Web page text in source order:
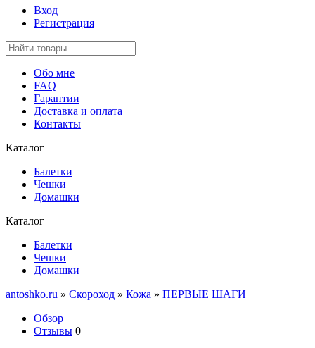
Вход
Регистрация
Обо мне
FAQ
Гарантии
Доставка и оплата
Контакты
Каталог
Балетки
Чешки
Домашки
Каталог
Балетки
Чешки
Домашки
antoshko.ru » Скороход » Кожа » ПЕРВЫЕ ШАГИ
Обзор
Отзывы 0